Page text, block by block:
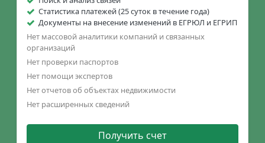
Статистика платежей (25 суток в течение года)
Документы на внесение изменений в ЕГРЮЛ и ЕГРИП
Нет массовой аналитики компаний и связанных
организаций
Нет проверки паспортов
Нет помощи экспертов
Нет отчетов об объектах недвижимости
Нет расширенных сведений
Получить счет